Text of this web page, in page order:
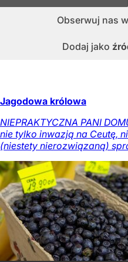
Obserwuj nas w
Dodaj jako
Jagodowa królowa
NIEPRAKTYCZNA PANI
nie tylko inwazją na Ceutę,
(niestety nierozwiązaną)